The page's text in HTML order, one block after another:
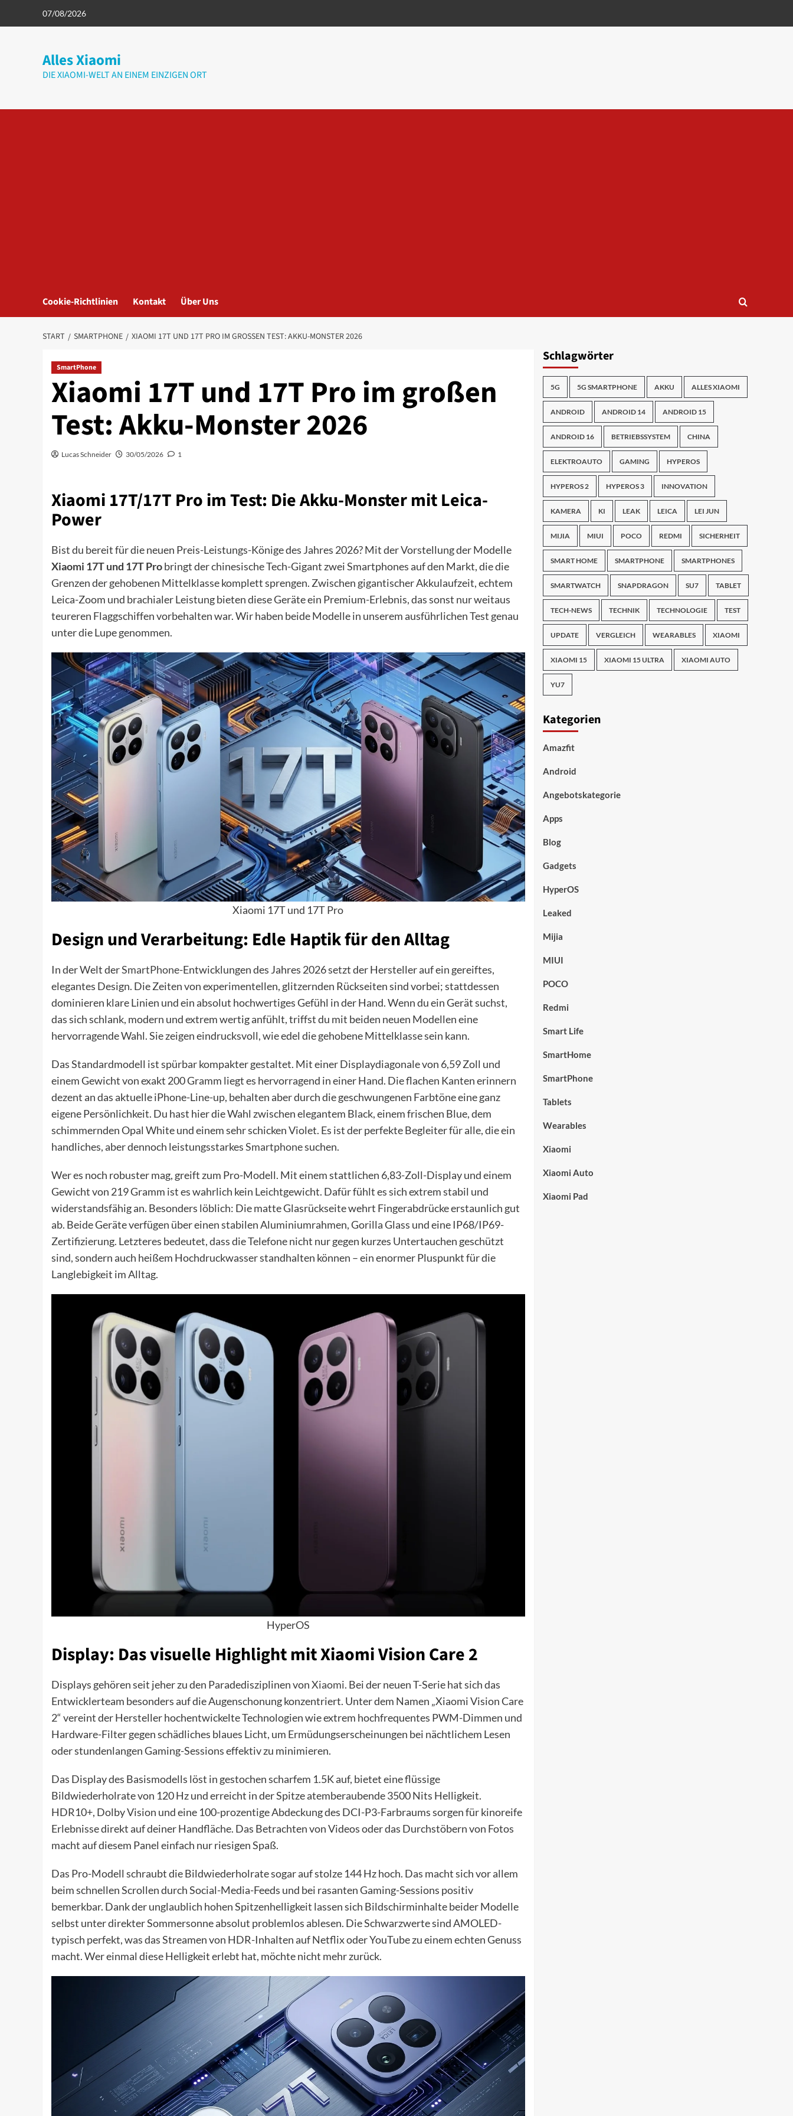
07/08/2026
Alles Xiaomi
DIE XIAOMI-WELT AN EINEM EINZIGEN ORT
Cookie-Richtlinien Kontakt Über Uns
START SMARTPHONE XIAOMI 17T UND 17T PRO IM GROSSEN TEST: AKKU-MONSTER 2026
SmartPhone
Xiaomi 17T und 17T Pro im großen
Test: Akku-Monster 2026
Lucas Schneider 30/05/2026 1
Xiaomi 17T/17T Pro im Test: Die Akku-Monster mit Leica-
Power
Bist du bereit für die neuen Preis-Leistungs-Könige des Jahres 2026? Mit der Vorstellung der Modelle
Xiaomi 17T und 17T Probringt der chinesische Tech-Gigant zwei Smartphones auf den Markt, die die
Grenzen der gehobenen Mittelklasse komplett sprengen. Zwischen gigantischer Akkulaufzeit, echtem
Leica-Zoom und brachialer Leistung bieten diese Geräte ein Premium-Erlebnis, das sonst nur weitaus
teureren Flaggschiffen vorbehalten war. Wir haben beide Modelle in unserem ausführlichen Test genau
unter die Lupe genommen.
Xiaomi 17T und 17T Pro
Design und Verarbeitung: Edle Haptik für den Alltag
In der Welt derSmartPhone-Entwicklungen des Jahres 2026 setzt der Hersteller auf ein gereiftes,
elegantes Design. Die Zeiten von experimentellen, glitzernden Rückseiten sind vorbei; stattdessen
dominieren klare Linien und ein absolut hochwertiges Gefühl in der Hand. Wenn du ein Gerät suchst,
das sich schlank, modern und extrem wertig anfühlt, triffst du mit beiden neuen Modellen eine
hervorragende Wahl. Sie zeigen eindrucksvoll, wie edel die gehobene Mittelklasse sein kann.
Das Standardmodell ist spürbar kompakter gestaltet. Mit einer Displaydiagonale von 6,59 Zoll und
einem Gewicht von exakt 200 Gramm liegt es hervorragend in einer Hand. Die flachen Kanten erinnern
dezent an das aktuelle iPhone-Line-up, behalten aber durch die geschwungenen Farbtöne eine ganz
eigene Persönlichkeit. Du hast hier die Wahl zwischen elegantem Black, einem frischen Blue, dem
schimmernden Opal White und einem sehr schicken Violet. Es ist der perfekte Begleiter für alle, die ein
handliches, aber dennoch leistungsstarkesSmartphonesuchen.
Wer es noch robuster mag, greift zum Pro-Modell. Mit einem stattlichen 6,83-Zoll-Display und einem
Gewicht von 219 Gramm ist es wahrlich kein Leichtgewicht. Dafür fühlt es sich extrem stabil und
widerstandsfähig an. Besonders löblich: Die matte Glasrückseite wehrt Fingerabdrücke erstaunlich gut
ab. Beide Geräte verfügen über einen stabilen Aluminiumrahmen, Gorilla Glass und eine IP68/IP69-
Zertifizierung. Letzteres bedeutet, dass die Telefone nicht nur gegen kurzes Untertauchen geschützt
sind, sondern auch heißem Hochdruckwasser standhalten können – ein enormer Pluspunkt für die
Langlebigkeit im Alltag.
HyperOS
Display: Das visuelle Highlight mit Xiaomi Vision Care 2
Displays gehören seit jeher zu den Paradedisziplinen vonXiaomi. Bei der neuen T-Serie hat sich das
Entwicklerteam besonders auf die Augenschonung konzentriert. Unter dem Namen „Xiaomi Vision Care
2“ vereint der Hersteller hochentwickelte Technologien wie extrem hochfrequentes PWM-Dimmen und
Hardware-Filter gegen schädliches blaues Licht, um Ermüdungserscheinungen bei nächtlichem Lesen
oder stundenlangen Gaming-Sessions effektiv zu minimieren.
Das Display des Basismodells löst in gestochen scharfem 1.5K auf, bietet eine flüssige
Bildwiederholrate von 120 Hz und erreicht in der Spitze atemberaubende 3500 Nits Helligkeit.
HDR10+, Dolby Vision und eine 100-prozentige Abdeckung des DCI-P3-Farbraums sorgen für kinoreife
Erlebnisse direkt auf deiner Handfläche. Das Betrachten von Videos oder das Durchstöbern von Fotos
macht auf diesem Panel einfach nur riesigen Spaß.
Das Pro-Modell schraubt die Bildwiederholrate sogar auf stolze 144 Hz hoch. Das macht sich vor allem
beim schnellen Scrollen durch Social-Media-Feeds und bei rasanten Gaming-Sessions positiv
bemerkbar. Dank der unglaublich hohen Spitzenhelligkeit lassen sich Bildschirminhalte beider Modelle
selbst unter direkter Sommersonne absolut problemlos ablesen. Die Schwarzwerte sind AMOLED-
typisch perfekt, was das Streamen von HDR-Inhalten auf Netflix oder YouTube zu einem echten Genuss
macht. Wer einmal diese Helligkeit erlebt hat, möchte nicht mehr zurück.
Schlagwörter
5G 5G SMARTPHONE AKKU ALLES XIAOMI
ANDROID ANDROID 14 ANDROID 15
ANDROID 16 BETRIEBSSYSTEM CHINA
ELEKTROAUTO GAMING HYPEROS
HYPEROS 2 HYPEROS 3 INNOVATION
KAMERA KI LEAK LEICA LEI JUN
MIJIA MIUI POCO REDMI SICHERHEIT
SMART HOME SMARTPHONE SMARTPHONES
SMARTWATCH SNAPDRAGON SU7 TABLET
TECH-NEWS TECHNIK TECHNOLOGIE TEST
UPDATE VERGLEICH WEARABLES XIAOMI
XIAOMI 15 XIAOMI 15 ULTRA XIAOMI AUTO
YU7
Kategorien
Amazfit
Android
Angebotskategorie
Apps
Blog
Gadgets
HyperOS
Leaked
Mijia
MIUI
POCO
Redmi
Smart Life
SmartHome
SmartPhone
Tablets
Wearables
Xiaomi
Xiaomi Auto
Xiaomi Pad